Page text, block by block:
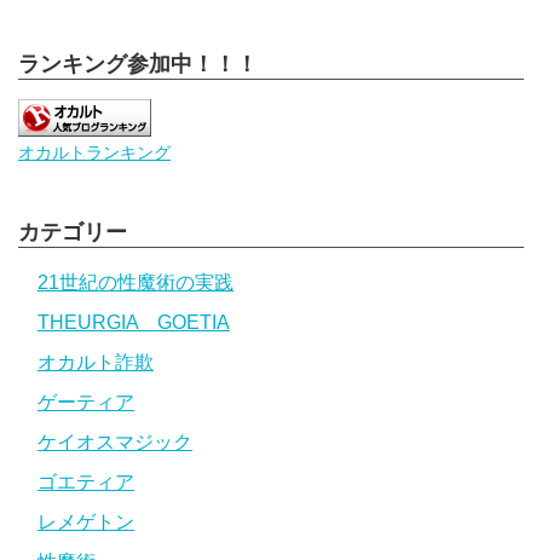
ランキング参加中！！！
オカルトランキング
カテゴリー
21世紀の性魔術の実践
THEURGIA GOETIA
オカルト詐欺
ゲーティア
ケイオスマジック
ゴエティア
レメゲトン